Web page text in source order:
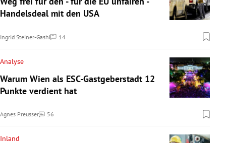
Handelsdeal mit den USA
Ingrid Steiner-Gashi 14
Kommentare
Analyse
Warum Wien als ESC-Gastgeberstadt 12
Punkte verdient hat
Agnes Preusser 56
Kommentare
Inland